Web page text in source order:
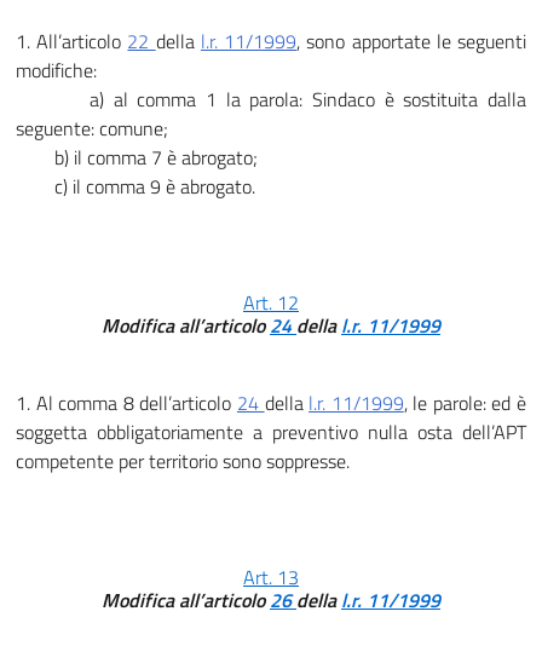
1. All’articolo 22 della l.r. 11/1999, sono apportate le seguenti
modifiche:
a) al comma 1 la parola: Sindaco è sostituita dalla
seguente: comune;
b) il comma 7 è abrogato;
c) il comma 9 è abrogato.
Art. 12
Modifica all’articolo24 dellal.r. 11/1999
1. Al comma 8 dell’articolo 24 della l.r. 11/1999, le parole: ed è
soggetta obbligatoriamente a preventivo nulla osta dell’APT
competente per territorio sono soppresse.
Art. 13
Modifica all’articolo26dellal.r. 11/1999